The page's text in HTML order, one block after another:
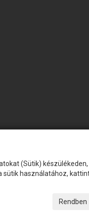
(Sütik) készülékeden,
használatához,